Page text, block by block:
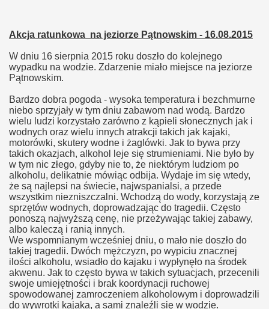
Akcja ratunkowa na jeziorze Pątnowskim - 16.08.2015
W dniu 16 sierpnia 2015 roku doszło do kolejnego
wypadku na wodzie. Zdarzenie miało miejsce na jeziorze
Pątnowskim.
Bardzo dobra pogoda - wysoka temperatura i bezchmurne
niebo sprzyjały w tym dniu zabawom nad wodą. Bardzo
wielu ludzi korzystało zarówno z kąpieli słonecznych jak i
wodnych oraz wielu innych atrakcji takich jak kajaki,
motorówki, skutery wodne i żaglówki. Jak to bywa przy
takich okazjach, alkohol leje się strumieniami. Nie było by
w tym nic złego, gdyby nie to, że niektórym ludziom po
alkoholu, delikatnie mówiąc odbija. Wydaje im się wtedy,
że są najlepsi na świecie, najwspanialsi, a przede
wszystkim niezniszczalni. Wchodzą do wody, korzystają ze
sprzętów wodnych, doprowadzając do tragedii. Często
ponoszą najwyższą cenę, nie przeżywając takiej zabawy,
albo kaleczą i ranią innych.
We wspomnianym wcześniej dniu, o mało nie doszło do
takiej tragedii. Dwóch mężczyzn, po wypiciu znacznej
ilości alkoholu, wsiadło do kajaku i wypłynęło na środek
akwenu. Jak to często bywa w takich sytuacjach, przecenili
swoje umiejętności i brak koordynacji ruchowej
spowodowanej zamroczeniem alkoholowym i doprowadzili
do wywrotki kajaka, a sami znaleźli się w wodzie.